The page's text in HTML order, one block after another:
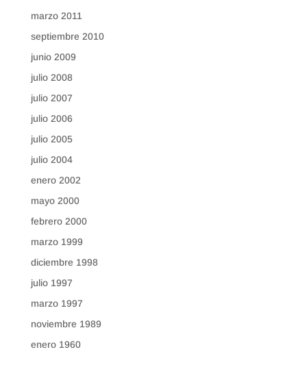
marzo 2011
septiembre 2010
junio 2009
julio 2008
julio 2007
julio 2006
julio 2005
julio 2004
enero 2002
mayo 2000
febrero 2000
marzo 1999
diciembre 1998
julio 1997
marzo 1997
noviembre 1989
enero 1960